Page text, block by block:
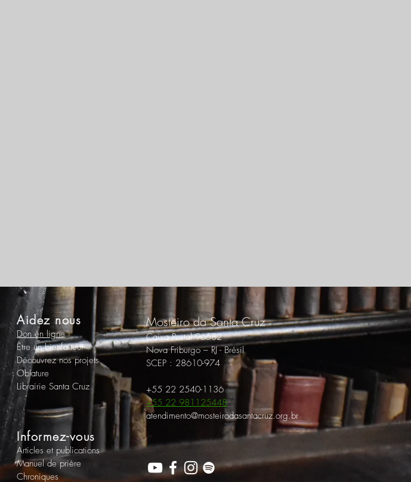
Aidez nous
Don en ligne
Être un bienfaiteur
Découvrez nos projets
Oblature
Librairie Santa Cruz
Informez-vous
Articles et publications
Manuel de prière
Chroniques
Mosteiro da Santa Cruz
Caixa Postal 96582
Nova Friburgo – RJ - Brésil
SCEP : 28610-974
+55 22 2540-1136
+55 22 981125448
atendimento@mosteirodasantacruz.org.br